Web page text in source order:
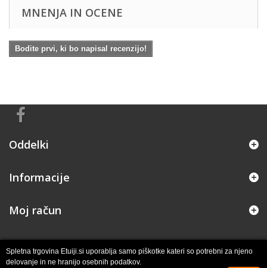
MNENJA IN OCENE
Bodite prvi, ki bo napisal recenzijo!
Oddelki
Informacije
Moj račun
Spletna trgovina Etuiji.si uporablja samo piškotke kateri so potrebni za njeno
delovanje in ne hranijo osebnih podatkov.